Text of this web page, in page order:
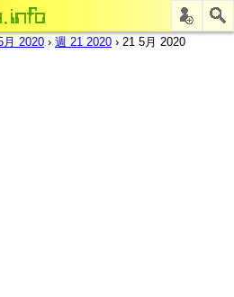
月 2020 › 週 21 2020 › 21 5月 2020